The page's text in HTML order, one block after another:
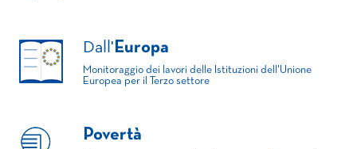
Dall' Europa
Monitoraggio dei lavori delle Istituzioni dell'Unione
Europea per il Terzo settore
Povertà